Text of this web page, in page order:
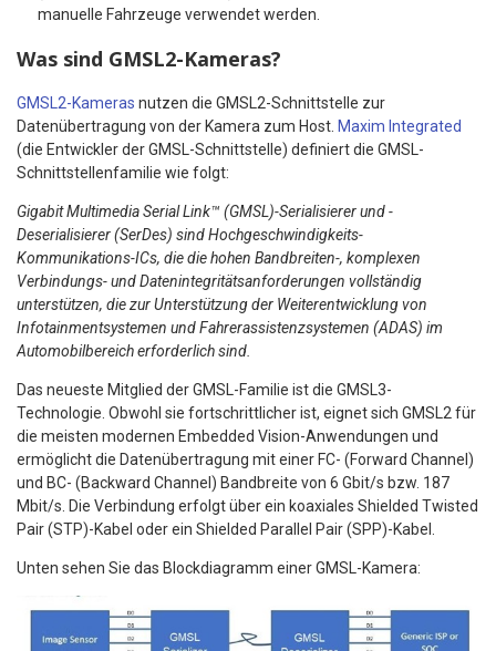
manuelle Fahrzeuge verwendet werden.
Was sind GMSL2-Kameras?
GMSL2-Kameras nutzen die GMSL2-Schnittstelle zur
Datenübertragung von der Kamera zum Host. Maxim Integrated
(die Entwickler der GMSL-Schnittstelle) definiert die GMSL-
Schnittstellenfamilie wie folgt:
Gigabit Multimedia Serial Link™ (GMSL)-Serialisierer und -
Deserialisierer (SerDes) sind Hochgeschwindigkeits-
Kommunikations-ICs, die die hohen Bandbreiten-, komplexen
Verbindungs- und Datenintegritätsanforderungen vollständig
unterstützen, die zur Unterstützung der Weiterentwicklung von
Infotainmentsystemen und Fahrerassistenzsystemen (ADAS) im
Automobilbereich erforderlich sind.
Das neueste Mitglied der GMSL-Familie ist die GMSL3-
Technologie. Obwohl sie fortschrittlicher ist, eignet sich GMSL2 für
die meisten modernen Embedded Vision-Anwendungen und
ermöglicht die Datenübertragung mit einer FC- (Forward Channel)
und BC- (Backward Channel) Bandbreite von 6 Gbit/s bzw. 187
Mbit/s. Die Verbindung erfolgt über ein koaxiales Shielded Twisted
Pair (STP)-Kabel oder ein Shielded Parallel Pair (SPP)-Kabel.
Unten sehen Sie das Blockdiagramm einer GMSL-Kamera: